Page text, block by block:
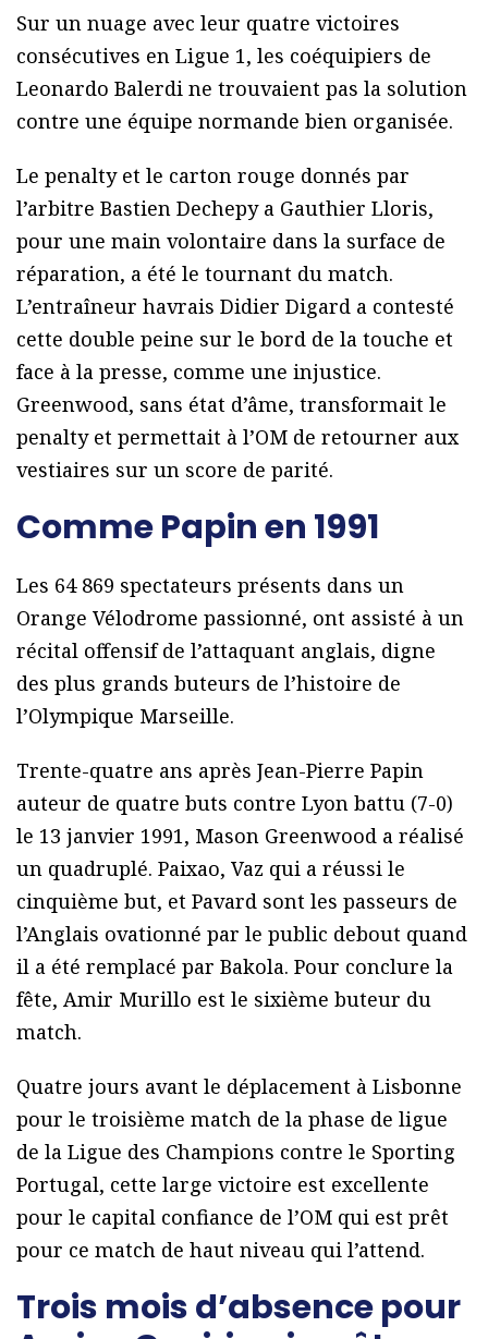
Sur un nuage avec leur quatre victoires
consécutives en Ligue 1, les coéquipiers de
Leonardo Balerdi ne trouvaient pas la solution
contre une équipe normande bien organisée.
Le penalty et le carton rouge donnés par
l’arbitre Bastien Dechepy a Gauthier Lloris,
pour une main volontaire dans la surface de
réparation, a été le tournant du match.
L’entraîneur havrais Didier Digard a contesté
cette double peine sur le bord de la touche et
face à la presse, comme une injustice.
Greenwood, sans état d’âme, transformait le
penalty et permettait à l’OM de retourner aux
vestiaires sur un score de parité.
Comme Papin en 1991
Les 64 869 spectateurs présents dans un
Orange Vélodrome passionné, ont assisté à un
récital offensif de l’attaquant anglais, digne
des plus grands buteurs de l’histoire de
l’Olympique Marseille.
Trente-quatre ans après Jean-Pierre Papin
auteur de quatre buts contre Lyon battu (7-0)
le 13 janvier 1991, Mason Greenwood a réalisé
un quadruplé. Paixao, Vaz qui a réussi le
cinquième but, et Pavard sont les passeurs de
l’Anglais ovationné par le public debout quand
il a été remplacé par Bakola. Pour conclure la
fête, Amir Murillo est le sixième buteur du
match.
Quatre jours avant le déplacement à Lisbonne
pour le troisième match de la phase de ligue
de la Ligue des Champions contre le Sporting
Portugal, cette large victoire est excellente
pour le capital confiance de l’OM qui est prêt
pour ce match de haut niveau qui l’attend.
Trois mois d’absence pour